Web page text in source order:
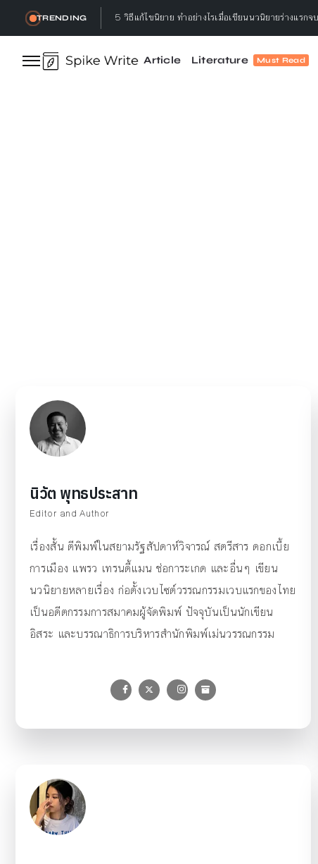
TRENDING
3 เหตุผล ทำไมนักเขียนต้องอ่านหนังสือ
Article Literature Must Read
นิวัต พุทธประสาท
Editor and Author
เรื่องสั้น ตีพิมพ์ในสยามรัฐสัปดาห์วิจารณ์ สตรีสาร ดอกเบี้ย
การเมือง แพรว เทรนดี้แมน ช่อการะเกด และอื่นๆ เขียน
นวนิยายหลายเรื่อง ก่อตั้งเวบไซต์วรรณกรรมเวบแรกของไทย
เป็นอดีตกรรมการสมาคมผู้จัดพิมพ์ ปัจจุบันเป็นนักเขียน
อิสระ และบรรณาธิการบริหารสำนักพิมพ์เม่นวรรณกรรม